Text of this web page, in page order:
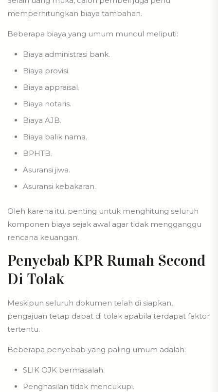
memperhitungkan biaya tambahan.
Beberapa biaya yang umum muncul meliputi:
Biaya administrasi bank.
Biaya provisi.
Biaya appraisal.
Biaya notaris.
Biaya AJB.
Biaya balik nama.
BPHTB.
Asuransi jiwa.
Asuransi kebakaran.
Oleh karena itu, penting untuk menghitung seluruh
komponen biaya sejak awal agar tidak mengganggu
rencana keuangan.
Penyebab KPR Rumah Second
Di Tolak
Meskipun seluruh dokumen telah di siapkan,
pengajuan tetap dapat di tolak apabila terdapat faktor
tertentu.
Beberapa penyebab yang paling umum adalah:
SLIK OJK bermasalah.
Penghasilan tidak mencukupi.